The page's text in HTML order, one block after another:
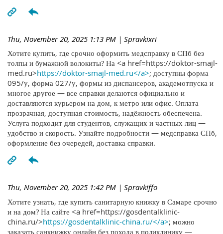
Thu, November 20, 2025 1:13 PM | Spravkixri
Хотите купить, где срочно оформить медсправку в СПб без
толпы и бумажной волокиты? На <a href=https://doktor-smajl-
med.ru>https://doktor-smajl-med.ru</a>; доступны форма
095/у, форма 027/у, формы из диспансеров, академотпуска и
многое другое — все справки делаются официально и
доставляются курьером на дом, к метро или офис. Оплата
прозрачная, доступная стоимость, надёжность обеспечена.
Услуга подходит для студентов, служащих и частных лиц —
удобство и скорость. Узнайте подробности — медсправка СПб,
оформление без очередей, доставка справки.
Thu, November 20, 2025 1:42 PM | Spravkiffo
Хотите узнать, где купить санитарную книжку в Самаре срочно
и на дом? На сайте <a href=https://gosdentalklinic-
china.ru/>https://gosdentalklinic-china.ru/</a>; можно
заказать санкнижку онлайн без похода в поликлинику —